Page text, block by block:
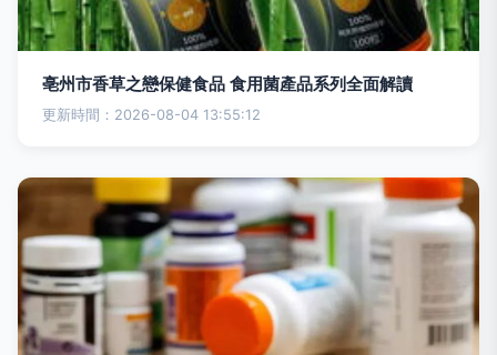
亳州市香草之戀保健食品 食用菌產品系列全面解讀
更新時間：2026-08-04 13:55:12